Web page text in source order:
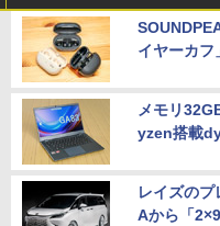
イヤーカフ
メモリ
yzen搭載
レイズの
Aから「